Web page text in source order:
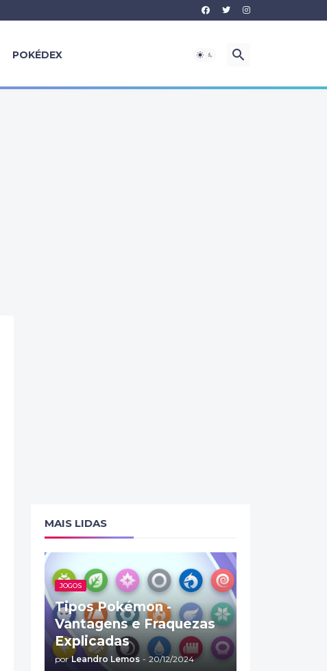
POKÉDEX
MAIS LIDAS
JOGOS
Tipos Pokémon -
Vantagens e Fraquezas
Explicadas
por Leandro Lemos - 20/12/2024